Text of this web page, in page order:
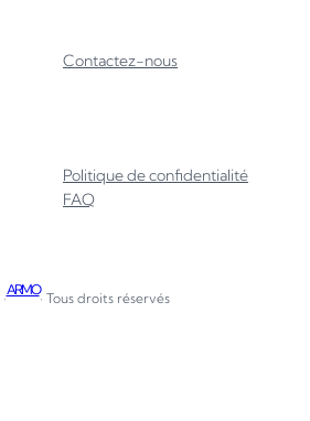
Contactez-nous
Politique de confidentialité
FAQ
ARMO
· Tous droits réservés